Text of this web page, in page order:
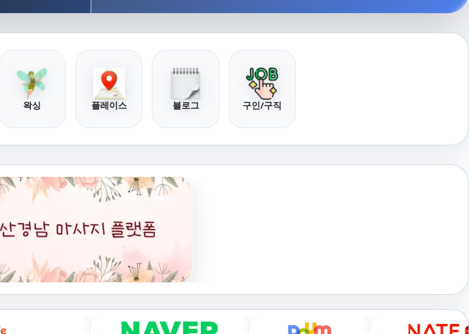
왁싱 플레이스 블로그 구인/구직